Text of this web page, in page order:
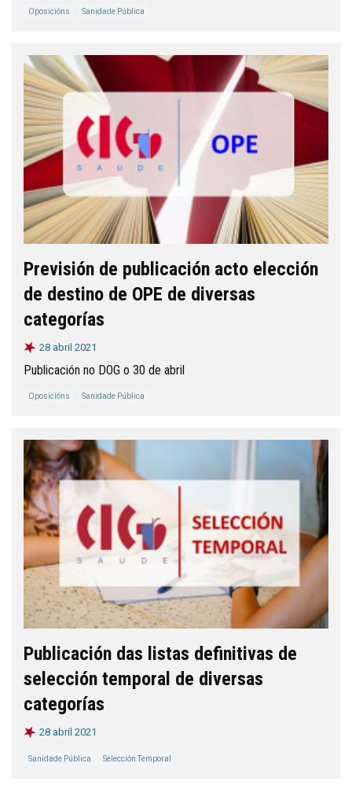
Oposicións Sanidade Pública
Previsión de publicación acto elección
de destino de OPE de diversas
categorías
28 abril 2021
Publicación no DOG o 30 de abril
Oposicións Sanidade Pública
Publicación das listas definitivas de
selección temporal de diversas
categorías
28 abril 2021
Sanidade Pública Selección Temporal